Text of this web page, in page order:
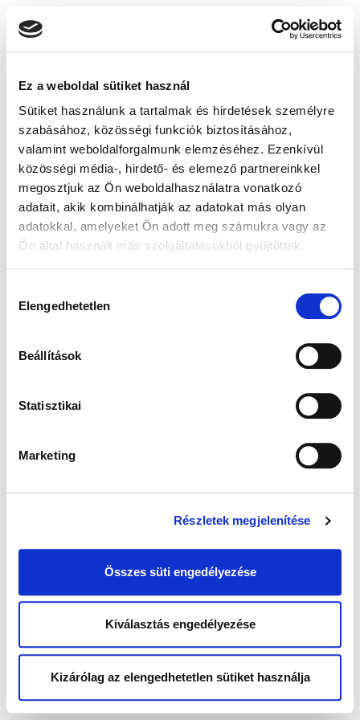
Ez a weboldal sütiket használ
Sütiket használunk a tartalmak és hirdetések személyre
szabásához, közösségi funkciók biztosításához,
valamint weboldalforgalmunk elemzéséhez. Ezenkívül
közösségi média-, hirdető- és elemező partnereinkkel
megosztjuk az Ön weboldalhasználatra vonatkozó
adatait, akik kombinálhatják az adatokat más olyan
adatokkal, amelyeket Ön adott meg számukra vagy az
Ön által használt más szolgáltatásokból gyűjtöttek.
kiválasztása
Elengedhetetlen
Beállítások
Statisztikai
Marketing
Részletek megjelenítése
Összes süti engedélyezése
Kiválasztás engedélyezése
Kizárólag az elengedhetetlen sütiket használja